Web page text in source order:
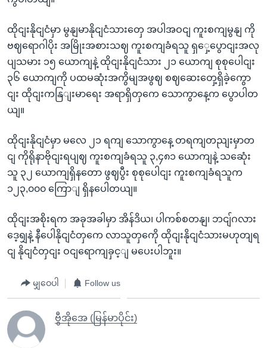
ထိုငျးနိုငျငံမှာ မွနျမာနိုငျငံသားတှေ အပါအဝငျ ကူးစကျမွနျ ကို
ဗဈရောဂါပိုး အမြိုးအစားသဈ ကူးစကျခံရသူ ရှှေ့ပွောငျးအလု
ပျသမား ၁၅ ယောကျနဲ့ ထိုငျးနိုငျငံသား ၂၁ ယောကျ စုစုပေါငျး
၃၆ ယောကျကို ပထမဆုံးအကွိမျအဖွဈ စဈဆေးတှေ့ရှိခဲ့ကွော
ငျး ထိုငျးကနြျးမာရေး အရာရှိတှကေ သောကွာနေ့က ပွောပါတ
ယျ။
ထိုငျးနိုငျငံမှာ မလေ ၂၁ ရကျ သောကွာနေ့ တရကျတညျးမှာတ
ငျ ကိုရိုနာဗိုငျးရပျဈ ကူးစကျခံရသူ ၃,၄၈၁ ယောကျနဲ့ သဆေုံး
သူ ၃၂ ယောကျရှိနတော ဖွဈပွီး စုစုပေါငျး ကူးစကျခံရသူက
၁၂၃,၀၀၀ ကြောျ ရှိနပေါတယျ။
ထိုငျးအစိုးရက အခုအခါမှာ အိန်ဒိယ၊ ပါကစ်စတနျ၊ ဘငျ်ဂလား
ဒေ့ရျှနဲ့ နီပေါနိုငျငံတှကေ လာသူတှကေို ထိုငျးနိုငျငံသားမဟုတျရ
ငျ နိုငျငံတှငျး ဝငျရောကျခှင့ျ မပေးပါဘူး။
မျှဝေပါ Follow us
ဗွီအိုအေ (မြန်မာပိုင်း)